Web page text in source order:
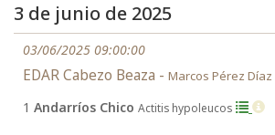
3 de junio de 2025
03/06/2025 09:00:00
EDAR Cabezo Beaza - Marcos Pérez Díaz
1 Andarríos Chico Actitis hypoleucos